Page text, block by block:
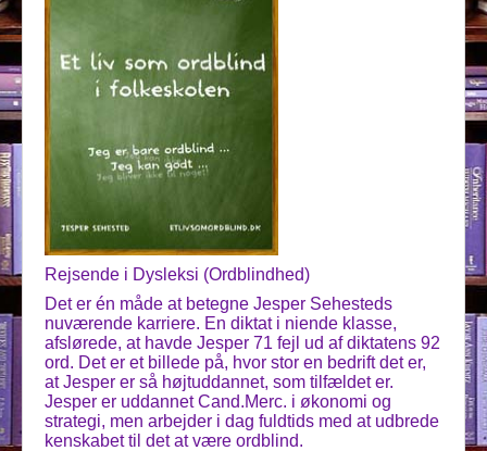
Rejsende i Dysleksi (Ordblindhed)
Det er én måde at betegne Jesper Sehesteds
nuværende karriere. En diktat i niende klasse,
afslørede, at havde Jesper 71 fejl ud af diktatens 92
ord. Det er et billede på, hvor stor en bedrift det er,
at Jesper er så højtuddannet, som tilfældet er.
Jesper er uddannet Cand.Merc. i økonomi og
strategi, men arbejder i dag fuldtids med at udbrede
kenskabet til det at være ordblind.